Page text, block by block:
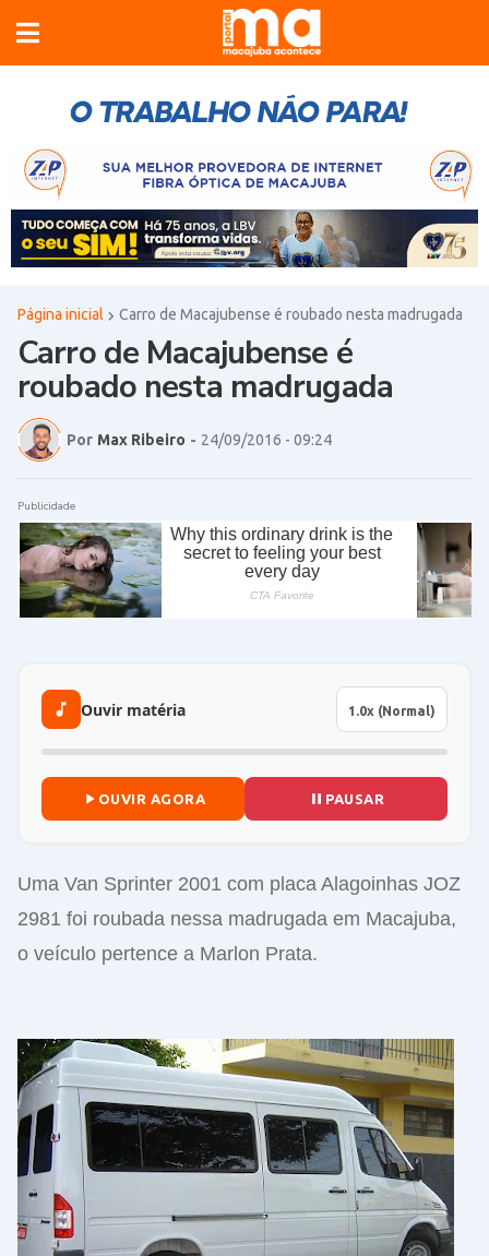
Página inicial Carro de Macajubense é roubado nesta madrugada
Carro de Macajubense é
roubado nesta madrugada
Por Max Ribeiro - 24/09/2016 - 09:24
Publicidade
Ouvir matéria
OUVIR AGORA PAUSAR
Uma Van Sprinter 2001 com placa Alagoinhas JOZ
2981 foi roubada nessa madrugada em Macajuba,
o veículo pertence a Marlon Prata.